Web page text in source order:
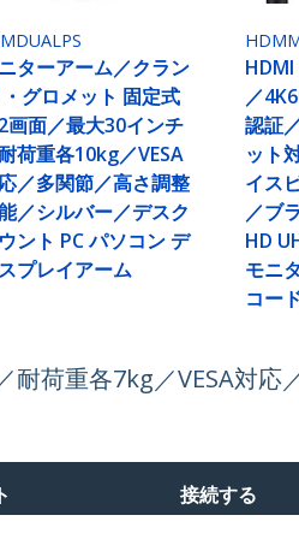
ターアーム／クラン
グロメット 固定式
画面／最大30インチ
荷重各10kg／VESA
／多関節／高さ調整
／シルバー／デスク
ント PC パソコン デ
プレイアーム
／
認証
ット
イス
／ブ
HD
モニ
コー
荷重各7kg／VESA対応
接続する